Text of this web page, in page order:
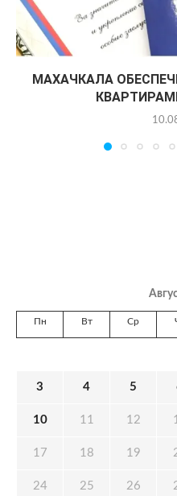
МАХАЧКАЛА
Пн Вт Ср
3 4 5
10 11 12
17 18 19
24 25 26